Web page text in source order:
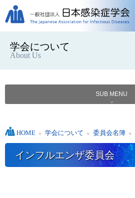
学会について
About Us
SUB MENU
HOME » 学会について » 委員会名簿 »
インフルエンザ委員会